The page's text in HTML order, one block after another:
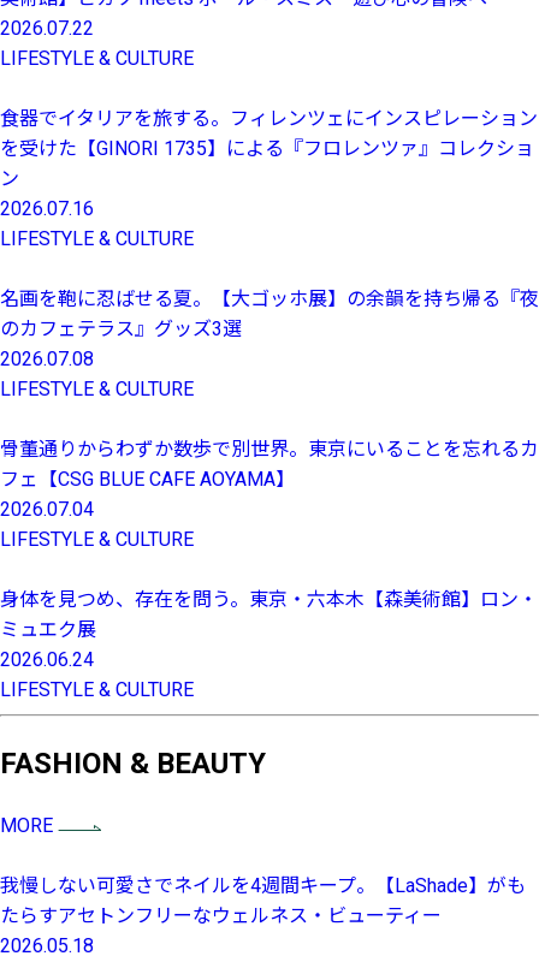
2026.07.22
LIFESTYLE & CULTURE
食器でイタリアを旅する。フィレンツェにインスピレーション
を受けた【GINORI 1735】による『フロレンツァ』コレクショ
ン
2026.07.16
LIFESTYLE & CULTURE
名画を鞄に忍ばせる夏。【大ゴッホ展】の余韻を持ち帰る『夜
のカフェテラス』グッズ3選
2026.07.08
LIFESTYLE & CULTURE
骨董通りからわずか数歩で別世界。東京にいることを忘れるカ
フェ【CSG BLUE CAFE AOYAMA】
2026.07.04
LIFESTYLE & CULTURE
身体を見つめ、存在を問う。東京・六本木【森美術館】ロン・
ミュエク展
2026.06.24
LIFESTYLE & CULTURE
FASHION & BEAUTY
MORE
我慢しない可愛さでネイルを4週間キープ。【LaShade】がも
たらすアセトンフリーなウェルネス・ビューティー
2026.05.18